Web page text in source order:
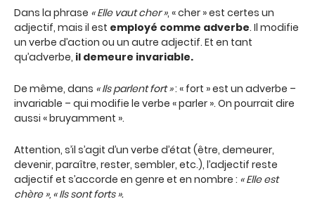
Dans la phrase « Elle vaut cher », « cher » est certes un
adjectif, mais il est employé comme adverbe. Il modifie
un verbe d’action ou un autre adjectif. Et en tant
qu’adverbe, il demeure invariable.
De même, dans « Ils parlent fort »: « fort » est un adverbe –
invariable – qui modifie le verbe « parler ». On pourrait dire
aussi « bruyamment ».
Attention, s’il s’agit d’un verbe d’état (être, demeurer,
devenir, paraître, rester, sembler, etc.), l’adjectif reste
adjectif et s’accorde en genre et en nombre : « Elle est
chère », « Ils sont forts ».